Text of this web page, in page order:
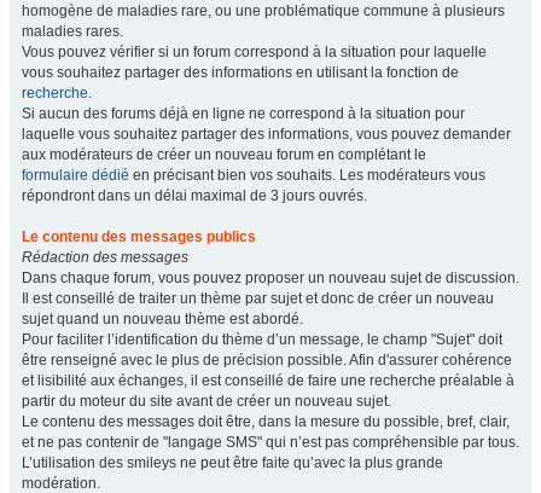
homogène de maladies rare, ou une problématique commune à plusieurs
maladies rares.
Vous pouvez vérifier si un forum correspond à la situation pour laquelle
vous souhaitez partager des informations en utilisant la fonction de
recherche.
Si aucun des forums déjà en ligne ne correspond à la situation pour
laquelle vous souhaitez partager des informations, vous pouvez demander
aux modérateurs de créer un nouveau forum en complétant le
formulaire dédié en précisant bien vos souhaits. Les modérateurs vous
répondront dans un délai maximal de 3 jours ouvrés.
Le contenu des messages publics
Rédaction des messages
Dans chaque forum, vous pouvez proposer un nouveau sujet de discussion.
Il est conseillé de traiter un thème par sujet et donc de créer un nouveau
sujet quand un nouveau thème est abordé.
Pour faciliter l’identification du thème d’un message, le champ "Sujet" doit
être renseigné avec le plus de précision possible. Afin d'assurer cohérence
et lisibilité aux échanges, il est conseillé de faire une recherche préalable à
partir du moteur du site avant de créer un nouveau sujet.
Le contenu des messages doit être, dans la mesure du possible, bref, clair,
et ne pas contenir de "langage SMS" qui n’est pas compréhensible par tous.
L’utilisation des smileys ne peut être faite qu’avec la plus grande
modération.